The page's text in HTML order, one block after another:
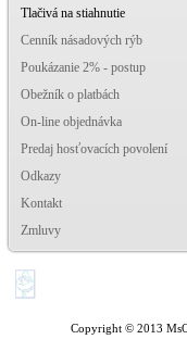
Tlačivá na stiahnutie
Cenník násadových rýb
Poukázanie 2% - postup
Obežník o platbách
On-line objednávka
Predaj hosťovacích povolení
Odkazy
Kontakt
Zmluvy
Copyright © 2013